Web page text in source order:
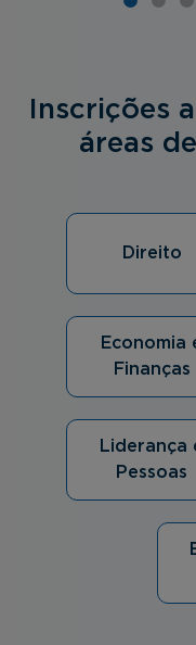
Inscrições
áreas
Direito
Economia
Finanças
Liderança
Pessoas